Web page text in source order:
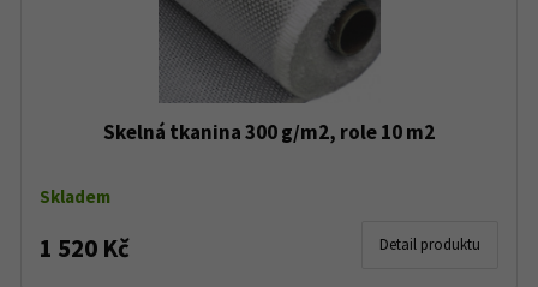
Skelná tkanina 300 g/m2, role 10 m2
Skladem
1 520 Kč Detail produktu